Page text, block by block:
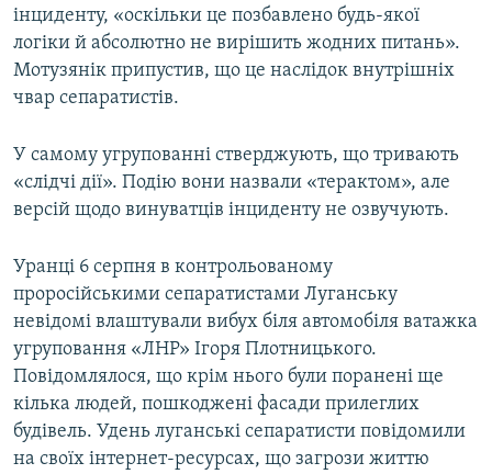
інциденту, «оскільки це позбавлено будь-якої
логіки й абсолютно не вирішить жодних питань».
Мотузянік припустив, що це наслідок внутрішніх
чвар сепаратистів.
У самому угрупованні стверджують, що тривають
«слідчі дії». Подію вони назвали «терактом», але
версій щодо винуватців інциденту не озвучують.
Уранці 6 серпня в контрольованому
проросійськими сепаратистами Луганську
невідомі влаштували вибух біля автомобіля ватажка
угруповання «ЛНР» Ігоря Плотницького.
Повідомлялося, що крім нього були поранені ще
кілька людей, пошкоджені фасади прилеглих
будівель. Удень луганські сепаратисти повідомили
на своїх інтернет-ресурсах, що загрози життю